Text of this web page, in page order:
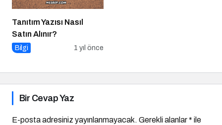
Tanıtım Yazısı Nasıl
Satın Alınır?
Bilgi 1 yıl önce
Bir Cevap Yaz
E-posta adresiniz yayınlanmayacak. Gerekli alanlar* ile